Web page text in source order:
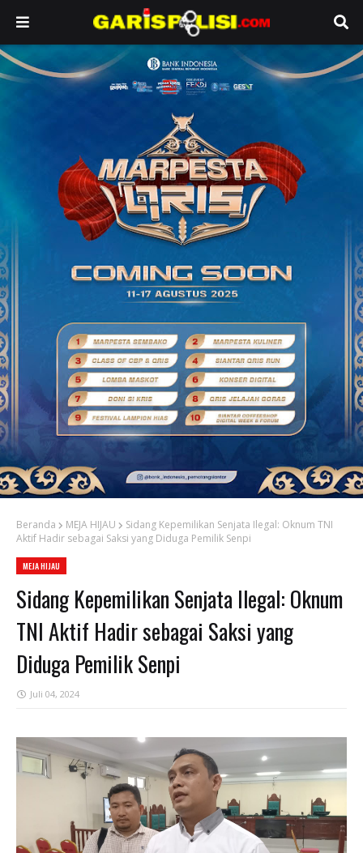
Beranda MEJA HIJAU
Sidang Kepemilikan Senjata Ilegal: Oknum TNI
Aktif Hadir sebagai Saksi yang Diduga Pemilik Senpi
MEJA HIJAU
Sidang Kepemilikan Senjata Ilegal: Oknum
TNI Aktif Hadir sebagai Saksi yang
Diduga Pemilik Senpi
Juli 04, 2024